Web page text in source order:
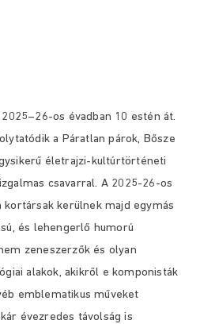
os évadban 10 estén át.
a Páratlan párok, Bősze
életrajzi-kultúrtörténeti
csavarral. A 2025-26-os
kortársak kerülnek majd egymás
és lehengerlő humorú
zeneszerzők és olyan
alakok, akikről e komponisták
emblematikus műveket
évezredes távolság is